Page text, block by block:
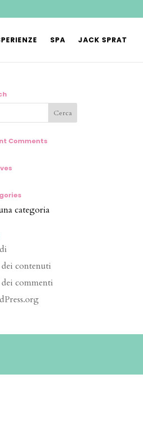
SPA JACK SPRAT
Comments
categoria
dei contenuti
dei commenti